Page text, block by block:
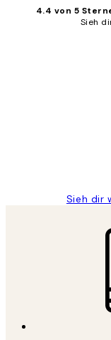
4.4 von 5
Sieh
Sieh dir